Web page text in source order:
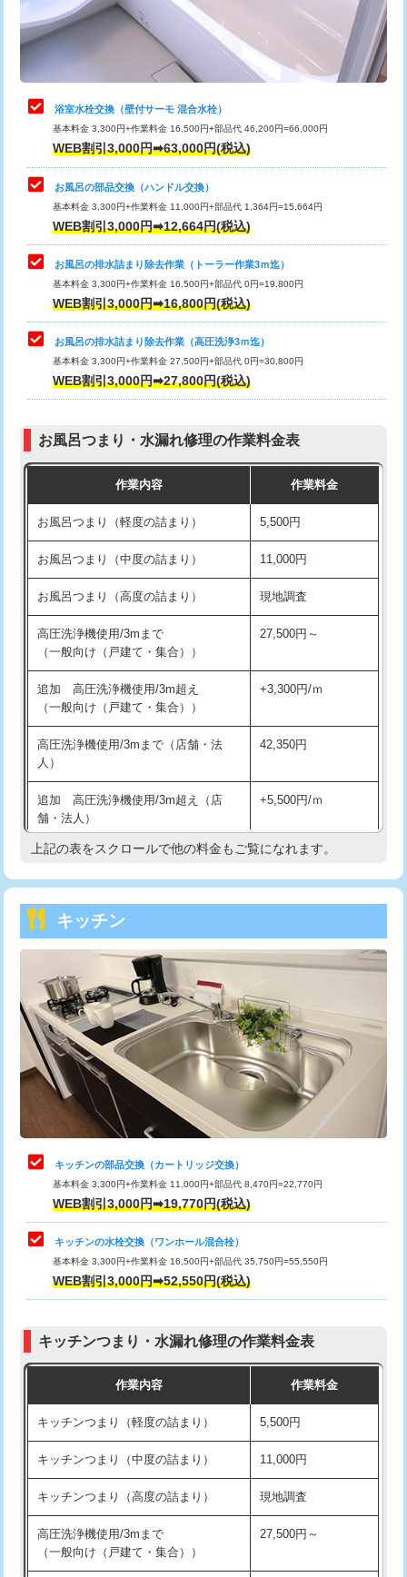
止水・漏水調査・防水処理・清掃・修
理・調整・分解・加工など（軽作業）
止水・漏水調査・防水処理・清掃・修
理・調整・分解・加工など（中作業）
22,000円
止水・漏水調査・防水処理・清掃・修
理・調整・分解・加工など（重作業）
33,000円
トイレタンク脱着
トイレ便器脱着
タンクレストイレ脱着 33,000円
小便器トイレ脱着
その他部品の脱着 8,800円～
交換・取付（タンク）
交換・取付（普通便座） 11,000円+材料費
交換・取付（温水洗浄便座） 16,500円+材料費
交換・取付(単水栓（壁付・デッキ
式）)
13,200円+材料費
交換・取付(混合水栓（壁付・デッキ
式・ワンホール）)
16,500円+材料費
交換・取付(排水栓・排水トラップ
（P/S/ポップアップ））
22,000円+材料費
交換・取付（その他部品） 11,000円+材料費
持込商品取付（単水栓） 13,200円
持込商品取付（混合水栓）
持込商品取付（浄水器・分岐水栓） 16,500円
持込商品取付（温水洗浄便座） 22,000円
持込商品取付（普通便座⇔温水洗浄便
22,000円
給水管工事※（ホール加工)
給水管工事※（バンド止め) 3,300円
給水管工事※（支持金具設置) 5,500円
給水管工事※（保温材使用（バンド止
め込み）)
5,500円
給水管工事※（土の掘削・埋め戻し作
11,000円
給水管工事※（塩ビ管（VP・HI）使
用/3ｍまで)
給水管工事※（塩ビ管（VP・HI）使
用（追加）/3ｍ超え)
給水管工事※（ライニング鋼管・銅
管・ポリ管・HT管使用/3ｍまで)
44,000円
管・ポリ管・HT管使用/3ｍ超え)
排水管工事（土の掘削・埋め戻し作
11,000円~
排水管工事（排水管工事/3ｍまで） 55,000円
排水管工事（追加 排水管工事/3ｍ超
+11,000円
マス交換（土の掘削・埋め戻し作業）
マス交換（深さ50㎝未満）
浴室水栓交換（壁付サーモ 混合水栓）
基本料金 3,300円+作業料金 16,500円+部品代 46,200円=66,000円
WEB割引3,000円➡63,000円(税込)
お風呂の部品交換（ハンドル交換）
基本料金 3,300円+作業料金 11,000円+部品代 1,364円=15,664円
WEB割引3,000円➡12,664円(税込)
お風呂の排水詰まり除去作業（トーラー作業3ｍ迄）
基本料金 3,300円+作業料金 16,500円+部品代 0円=19,800円
WEB割引3,000円➡16,800円(税込)
お風呂の排水詰まり除去作業（高圧洗浄3ｍ迄）
基本料金 3,300円+作業料金 27,500円+部品代 0円=30,800円
WEB割引3,000円➡27,800円(税込)
お風呂つまり・水漏れ修理の作業料金表
作業内容 作業料金
お風呂つまり（軽度の詰まり） 5,500円
お風呂つまり（中度の詰まり） 11,000円
お風呂つまり（高度の詰まり） 現地調査
高圧洗浄機使用/3mまで
（一般向け（戸建て・集合））
27,500円～
追加 高圧洗浄機使用/3m超え
（一般向け（戸建て・集合））
+3,300円/ｍ
高圧洗浄機使用/3mまで（店舗・法
人）
42,350円
追加 高圧洗浄機使用/3m超え（店
舗・法人）
+5,500円/ｍ
高度高圧洗浄換 現地調査
トーラー機使用/3mまで
追加トーラー機使用/3m超え +3,300円
カメラ調査 33,000円
桝清掃 8,800円
止水・漏水調査・防水処理・清掃・修
理・調整・分解・加工など（軽作業）
11,000円
止水・漏水調査・防水処理・清掃・修
理・調整・分解・加工など（中作業）
22,000円
止水・漏水調査・防水処理・清掃・修
理・調整・分解・加工など（重作業）
33,000円
お風呂タンク脱着
その他部品の脱着
式・ワンホール）)
交換・取付(排水栓・排水トラップ
22,000円+材料費
持込商品取付（単水栓）
上記の表をスクロールで他の料金もご覧になれます。
キッチン
キッチンの部品交換（カートリッジ交換）
基本料金 3,300円+作業料金 11,000円+部品代 8,470円=22,770円
WEB割引3,000円➡19,770円(税込)
キッチンの水栓交換（ワンホール混合栓）
基本料金 3,300円+作業料金 16,500円+部品代 35,750円=55,550円
WEB割引3,000円➡52,550円(税込)
キッチンつまり・水漏れ修理の作業料金表
作業内容 作業料金
キッチンつまり（軽度の詰まり） 5,500円
キッチンつまり（中度の詰まり） 11,000円
キッチンつまり（高度の詰まり） 現地調査
高圧洗浄機使用/3mまで
（一般向け（戸建て・集合））
27,500円～